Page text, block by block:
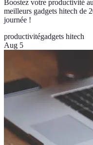
Boostez votre productivité
meilleurs gadgets hitech de
journée !
productivitégadgets hitech
Aug 5